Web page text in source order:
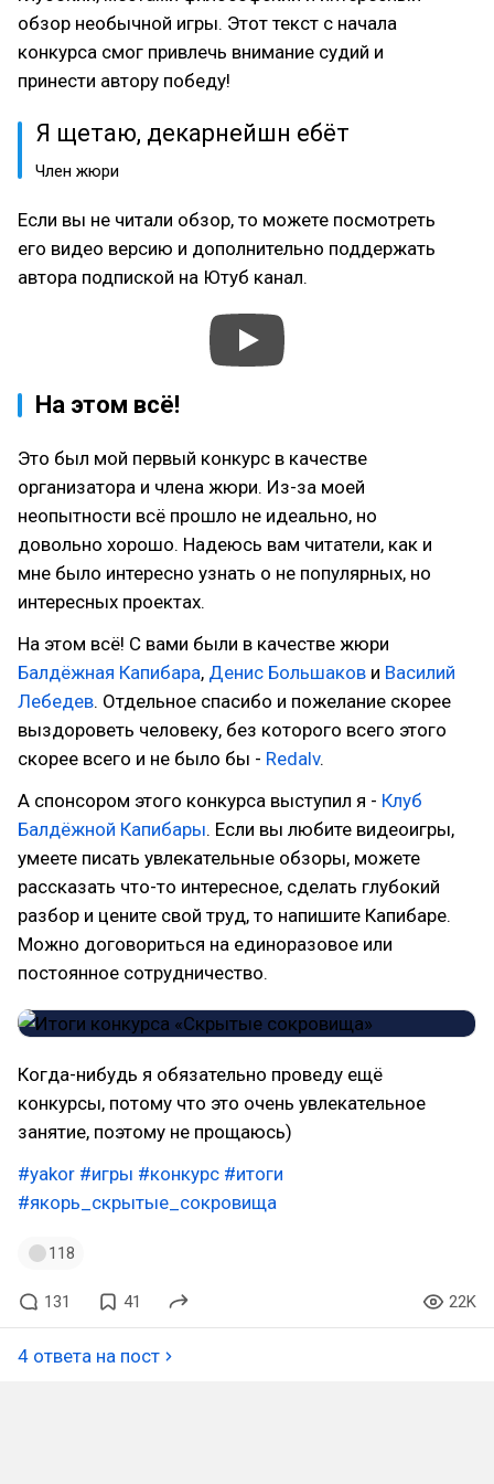
обзор необычной игры. Этот текст с начала
конкурса смог привлечь внимание судий и
принести автору победу!
Я щетаю, декарнейшн ебёт
Член жюри
Если вы не читали обзор, то можете посмотреть
его видео версию и дополнительно поддержать
автора подпиской на Ютуб канал.
На этом всё!
Это был мой первый конкурс в качестве
организатора и члена жюри. Из-за моей
неопытности всё прошло не идеально, но
довольно хорошо. Надеюсь вам читатели, как и
мне было интересно узнать о не популярных, но
интересных проектах.
На этом всё! С вами были в качестве жюри
Балдёжная Капибара, Денис Большаков и Василий
Лебедев. Отдельное спасибо и пожелание скорее
выздороветь человеку, без которого всего этого
скорее всего и не было бы - Redalv.
А спонсором этого конкурса выступил я - Клуб
Балдёжной Капибары. Если вы любите видеоигры,
умеете писать увлекательные обзоры, можете
рассказать что-то интересное, сделать глубокий
разбор и цените свой труд, то напишите Капибаре.
Можно договориться на единоразовое или
постоянное сотрудничество.
Когда-нибудь я обязательно проведу ещё
конкурсы, потому что это очень увлекательное
занятие, поэтому не прощаюсь)
#yakor #игры #конкурс #итоги
#якорь_скрытые_сокровища
118
131 41 22K
4 ответа на пост